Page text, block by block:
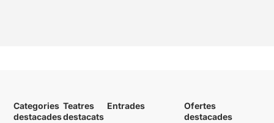
Categories
destacades
Teatres
destacats
Entrades
Ofertes
destacades